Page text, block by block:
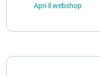
Apri il webshop